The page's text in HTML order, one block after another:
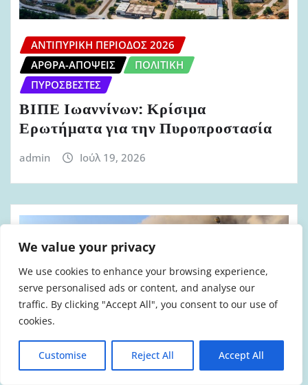
We value your privacy
We use cookies to enhance your browsing experience,
serve personalised ads or content, and analyse our
traffic. By clicking "Accept All", you consent to our use of
cookies.
Customise Reject All Accept All
ΑΝΤΙΠΥΡΙΚΉ ΠΕΡΊΟΔΟΣ 2026
ΆΡΘΡΑ-ΑΠΌΨΕΙΣ
ΠΟΛΙΤΙΚΉ
ΠΥΡΟΣΒΈΣΤΕΣ
ΒΙΠΕ Ιωαννίνων: Κρίσιμα
Ερωτήματα για την Πυροπροστασία
admin Ιούλ 19, 2026